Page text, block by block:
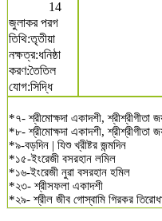
14
জুলাকর পরগ
তিথি:তৃতীয়া
নক্ষত্র:ধনিষ্ঠা
করণ:তৈতিল
যোগ:সিদ্ধি
*৭- শ্রীমোক্ষদা একাদশী, শ্রীশ্রীগীতা
*৮- শ্রীমোক্ষদা একাদশী, শ্রীশ্রীগীতা
*৯-বড়দিন | যিশু খ্রীষ্টর জন্মদিন
*১৫-ইংরেজী বসরহান লমিল
*১৬-ইংরেজী নুৱা বসরহান হমিল
*২৩- শ্রীসফলা একাদশী
*২৯- শ্রীল জীব গোস্বামি গিরকর